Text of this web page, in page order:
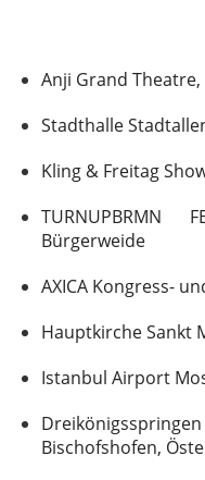
Anji Grand
Stadthalle
Kling & Freitag
TURNUPBRMN
Bürgerweide
AXICA Kongress-
Hauptkirche Sankt
Istanbul Airport
Bischofshofen,